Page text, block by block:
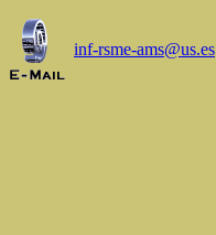
inf-rsme-ams@us.es